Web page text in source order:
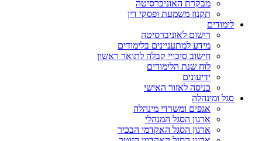
מבקרת האוניברסיטה
תקנון משמעת ופסקי דין
לימודים
רישום לאוניברסיטה
מידע למתעניינים בלימודים
חישוב סיכויי קבלה לתואר ראשון
לוח שנת הלימודים
ידיעונים
כניסה לאזור האישי
סגל ומינהלה
אגפים ומשרדי מינהלה
ארגון הסגל המנהלי
ארגון הסגל האקדמי הבכיר